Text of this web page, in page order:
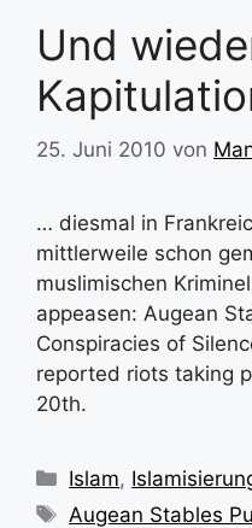
Und
25. Juni 2010 von
… diesmal in
mittlerweile schon
muslimischen
appeasen: Augean
Conspiracies of
reported riots taking
20th.
Kategorien
Islam,
Schlagwörter
Augean Stables